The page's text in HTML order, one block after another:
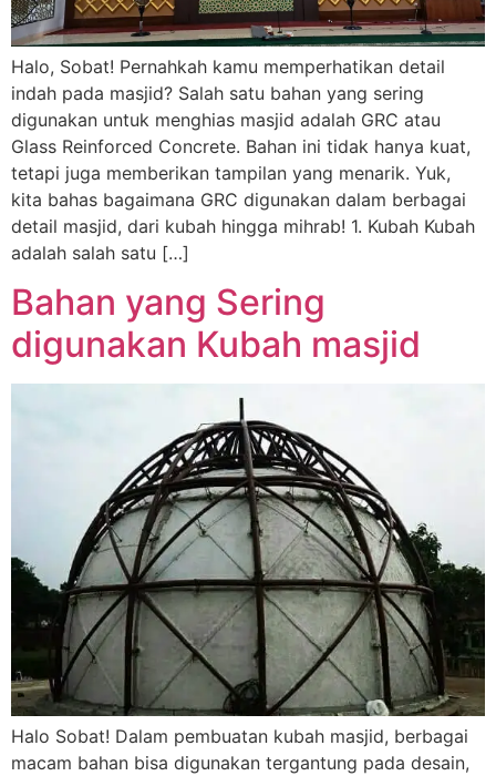
Halo, Sobat! Pernahkah kamu memperhatikan detail
indah pada masjid? Salah satu bahan yang sering
digunakan untuk menghias masjid adalah GRC atau
Glass Reinforced Concrete. Bahan ini tidak hanya kuat,
tetapi juga memberikan tampilan yang menarik. Yuk,
kita bahas bagaimana GRC digunakan dalam berbagai
detail masjid, dari kubah hingga mihrab! 1. Kubah Kubah
adalah salah satu […]
Bahan yang Sering
digunakan Kubah masjid
Halo Sobat! Dalam pembuatan kubah masjid, berbagai
macam bahan bisa digunakan tergantung pada desain,